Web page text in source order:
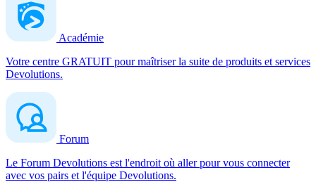
Académie
Votre centre GRATUIT pour maîtriser la suite de produits et services
Devolutions.
Forum
Le Forum Devolutions est l'endroit où aller pour vous connecter
avec vos pairs et l'équipe Devolutions.